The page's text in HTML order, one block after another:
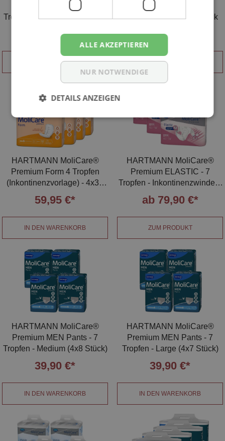
Premium ELASTIC - 5
Tropfen - Inkontinenzwindeln
ab 74,65 €*
ZUM PRODUKT
Premium Mobile 6Tr. -
Ink.Hose - XS - 4x14 Stück
59,90 €*
IN DEN WARENKORB
HARTMANN MoliCare®
Premium Form 4 Tropfen
(Inkontinenzvorlage) - 4x32
59,95 €*
IN DEN WARENKORB
HARTMANN MoliCare®
Premium ELASTIC - 7
Tropfen - Inkontinenzwindeln
ab 79,90 €*
ZUM PRODUKT
HARTMANN MoliCare®
Premium MEN Pants - 7
Tropfen - Medium (4x8 Stück)
39,90 €*
IN DEN WARENKORB
HARTMANN MoliCare®
Premium MEN Pants - 7
Tropfen - Large (4x7 Stück)
39,90 €*
IN DEN WARENKORB
ALLE AKZEPTIEREN
NUR NOTWENDIGE
DETAILS ANZEIGEN